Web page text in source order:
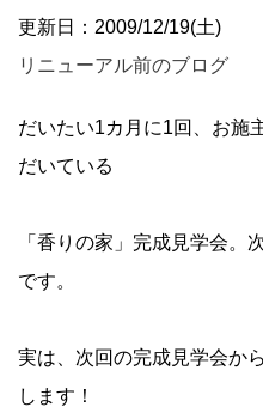
更新日：2009/12/19(土)
リニューアル前のブログ
だいたい1カ月に1回、お施
だいている
「香りの家」完成見学会。
です。
実は、次回の完成見学会か
します！